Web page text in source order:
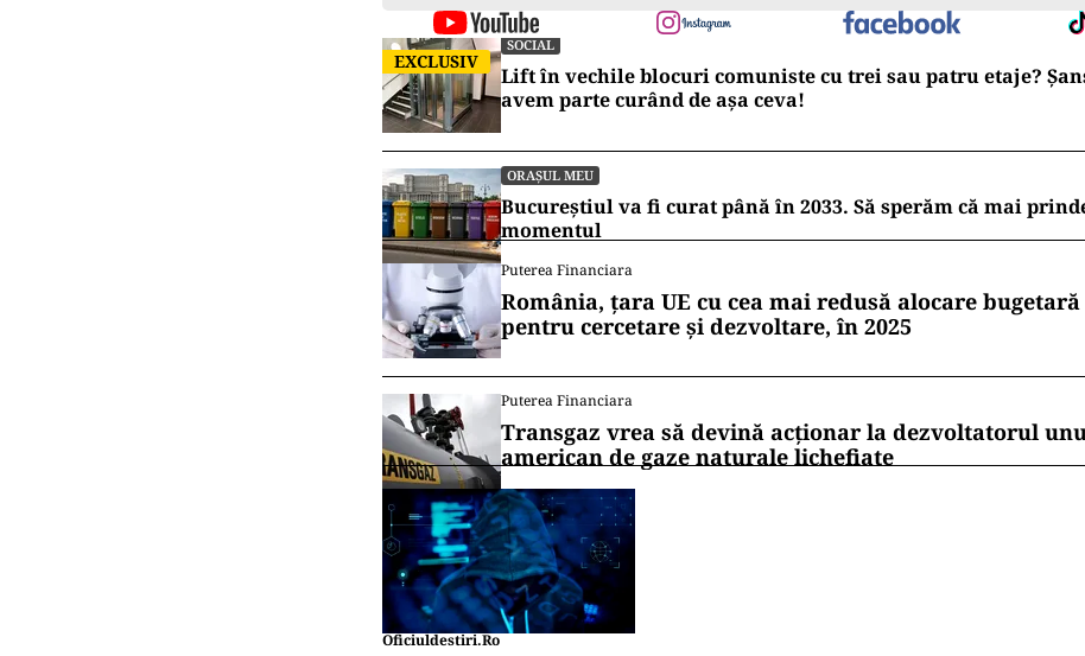
EXCLUSIV
SOCIAL
Lift în vechile blocuri comuniste cu trei sau patru etaje?
avem parte curând de așa ceva!
ORAȘUL MEU
Bucureștiul va fi curat până în 2033. Să sperăm că mai
momentul
Puterea Financiara
România, țara UE cu cea mai redusă alocare
pentru cercetare și dezvoltare, în 2025
Puterea Financiara
Transgaz vrea să devină acționar la dezvoltatorul
american de gaze naturale lichefiate
Oficiuldestiri.ro